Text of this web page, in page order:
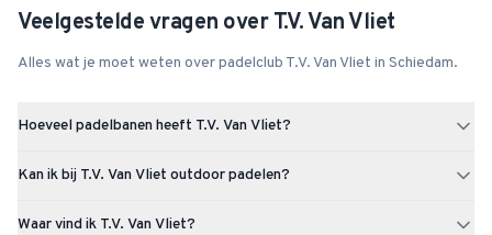
Veelgestelde vragen overT.V. Van Vliet
Alles wat je moet weten over padelclub T.V. Van Vliet in Schiedam.
Hoeveel padelbanen heeft T.V. Van Vliet?
gevestigd in Schiedam.
Kan ik bij T.V. Van Vliet outdoor padelen?
Waar vind ik T.V. Van Vliet?